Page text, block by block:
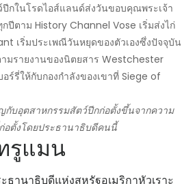
กในโรดไอส์แลนด์ส่งวันขอบคุณพระเจ้า
ปีตาม History Channel Vose เริ่มส่งไก่
เริ่มประเพณีวันหยุดของตัวเองซึ่งปัจจุบัน
มรายงานของนิตยสาร Westchester
ร์รี่ให้กับกองกำลังของเขาที่ Siege of
บอุตสาหกรรมสัตว์ปีกก่อตั้งขึ้นจากความ
อตั้งโดยประธานาธิบดีคนนี้
รูแมน